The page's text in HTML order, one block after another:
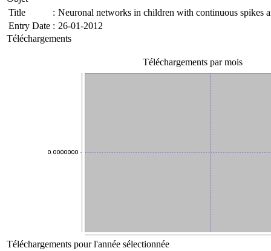
Title
: Neuronal networks in children with continuous spikes
Entry Date : 26-01-2012
Téléchargements
Téléchargements par mois
Téléchargements pour l'année sélectionnée